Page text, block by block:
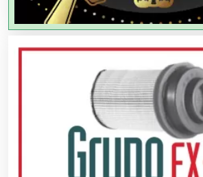
Artículos de Piel
Artículos Deportivos
Artículos Importados